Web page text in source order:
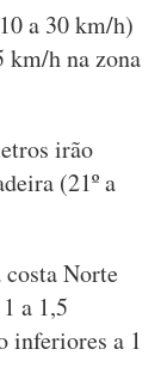
a 30 km/h)
km/h na zona
irão
(21º a
costa Norte
a 1,5
inferiores a 1